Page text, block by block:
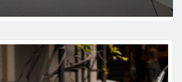
jul 3, 2026 0